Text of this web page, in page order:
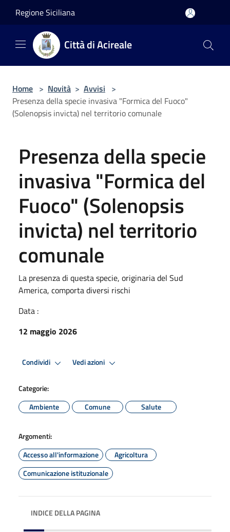
Regione Siciliana
Città di Acireale
Home > Novità > Avvisi >
Presenza della specie invasiva "Formica del Fuoco"
(Solenopsis invicta) nel territorio comunale
Presenza della specie
invasiva "Formica del
Fuoco" (Solenopsis
invicta) nel territorio
comunale
La presenza di questa specie, originaria del Sud
America, comporta diversi rischi
Data :
12 maggio 2026
Condividi Vedi azioni
Categorie:
Ambiente
Comune Salute
Argomenti:
Accesso all'informazione
Agricoltura
Comunicazione istituzionale
INDICE DELLA PAGINA